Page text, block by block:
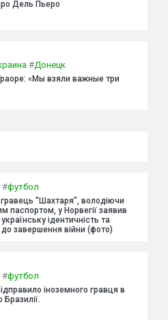
Дель Пьеро
#Донецк
«Мы взяли важные три
#футбол
"Шахтаря", володіючи
паспортом, у Норвегії заявив
ідентичність та
завершення війни (фото)
#футбол
іноземного гравця в